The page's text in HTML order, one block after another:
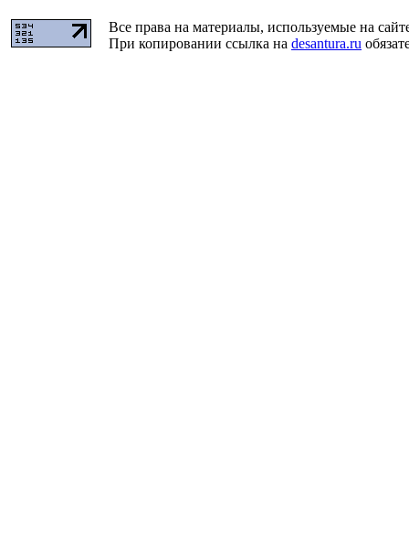
Все права на материалы, используемые на
При копировании ссылка на desantura.ru